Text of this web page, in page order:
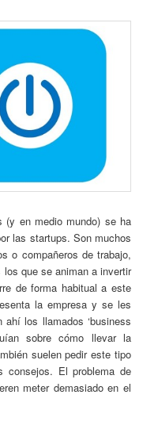
(y en medio mundo) se ha
las startups. Son muchos
o compañeros de trabajo,
que se animan a invertir
de forma habitual a este
la empresa y se les
los llamados ‘business
sobre cómo llevar la
suelen pedir este tipo
consejos. El problema de
meter demasiado en el